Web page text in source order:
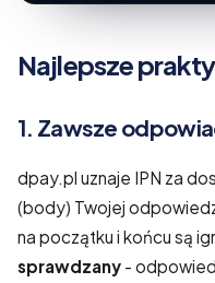
Najlepsze
1. Zawsze
dpay.pl uznaje IPN za
(body) Twojej
na początku i końcu są
sprawdzany -